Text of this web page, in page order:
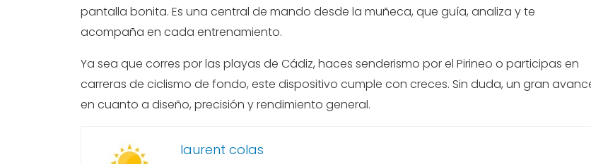
pantalla bonita. Es una central de mando desde la muñeca, que guía, analiza y te
acompaña en cada entrenamiento.
Ya sea que corres por las playas de Cádiz, haces senderismo por el Pirineo o participas en
carreras de ciclismo de fondo, este dispositivo cumple con creces. Sin duda, un gran
en cuanto a diseño, precisión y rendimiento general.
laurent colas